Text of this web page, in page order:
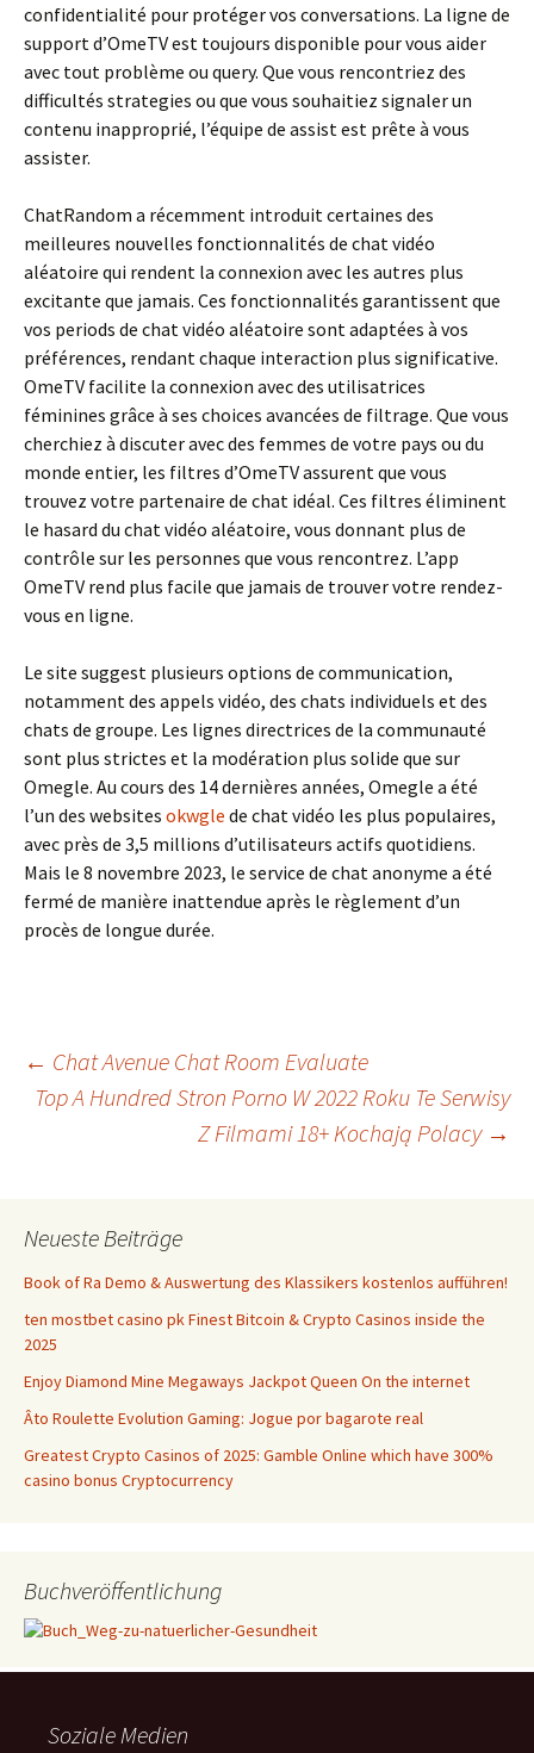
confidentialité pour protéger vos conversations. La ligne de
support d’OmeTV est toujours disponible pour vous aider
avec tout problème ou query. Que vous rencontriez des
difficultés strategies ou que vous souhaitiez signaler un
contenu inapproprié, l’équipe de assist est prête à vous
assister.
ChatRandom a récemment introduit certaines des
meilleures nouvelles fonctionnalités de chat vidéo
aléatoire qui rendent la connexion avec les autres plus
excitante que jamais. Ces fonctionnalités garantissent que
vos periods de chat vidéo aléatoire sont adaptées à vos
préférences, rendant chaque interaction plus significative.
OmeTV facilite la connexion avec des utilisatrices
féminines grâce à ses choices avancées de filtrage. Que vous
cherchiez à discuter avec des femmes de votre pays ou du
monde entier, les filtres d’OmeTV assurent que vous
trouvez votre partenaire de chat idéal. Ces filtres éliminent
le hasard du chat vidéo aléatoire, vous donnant plus de
contrôle sur les personnes que vous rencontrez. L’app
OmeTV rend plus facile que jamais de trouver votre rendez-
vous en ligne.
Le site suggest plusieurs options de communication,
notamment des appels vidéo, des chats individuels et des
chats de groupe. Les lignes directrices de la communauté
sont plus strictes et la modération plus solide que sur
Omegle. Au cours des 14 dernières années, Omegle a été
l’un des websites okwgle de chat vidéo les plus populaires,
avec près de 3,5 millions d’utilisateurs actifs quotidiens.
Mais le 8 novembre 2023, le service de chat anonyme a été
fermé de manière inattendue après le règlement d’un
procès de longue durée.
Beitrags-
Navigation
← Chat Avenue Chat Room Evaluate
Top A Hundred Stron Porno W 2022 Roku Te Serwisy
Z Filmami 18+ Kochają Polacy →
Neueste Beiträge
Book of Ra Demo & Auswertung des Klassikers kostenlos aufführen!
ten mostbet casino pk Finest Bitcoin & Crypto Casinos inside the
2025
Enjoy Diamond Mine Megaways Jackpot Queen On the internet
Âto Roulette Evolution Gaming: Jogue por bagarote real
Greatest Crypto Casinos of 2025: Gamble Online which have 300%
casino bonus Cryptocurrency
Buchveröffentlichung
Soziale Medien